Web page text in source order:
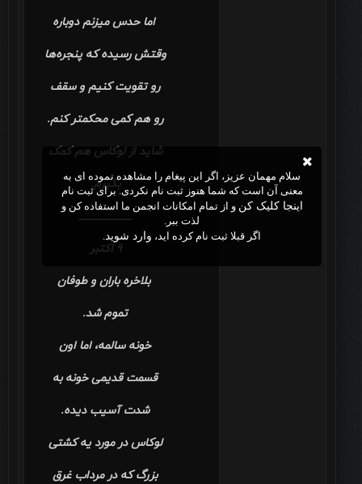
سلام مهمان عزیز، اگر این پیغام را مشاهده نموده ای به
معنی آن است که شما هنوز ثبت نام نکردی. برای ثبت نام
اینجا کلیک کن و از تمام امکانات انجمن ما استفاده کن و
لذت ببر.
اگر قبلا ثبت نام کرده اید، وارد شوید.
اما حدس میزنم دوباره
وقتش رسیده که پنجره‌ها
رو تقویت کنیم و سقف
رو هم کمی محکمتر کنم.
شاید از لوکاس هم کمک
بگیرم.
___________
۹ اکتبر
بلاخره باران و طوفان
تموم شد.
خونه‌ سالمه، اما اون
قسمت قدیمی خونه به
شدت آسیب دیده.
لوکاس در مورد یه کشتی
بزرگ که در مرداب غرق